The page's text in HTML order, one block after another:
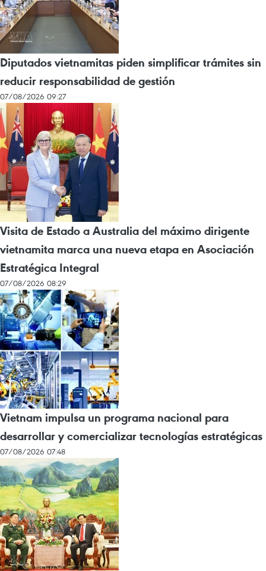
Diputados vietnamitas piden simplificar trámites sin
reducir responsabilidad de gestión
07/08/2026 09:27
Visita de Estado a Australia del máximo dirigente
vietnamita marca una nueva etapa en Asociación
Estratégica Integral
07/08/2026 08:29
Vietnam impulsa un programa nacional para
desarrollar y comercializar tecnologías estratégicas
07/08/2026 07:48